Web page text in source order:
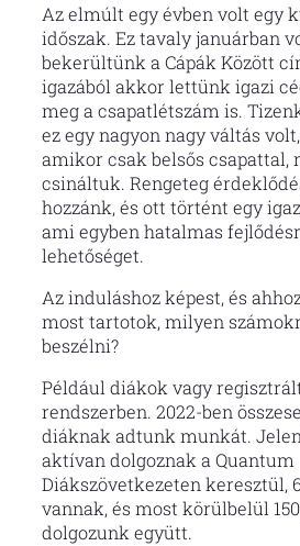
Az elmúlt egy évben volt egy
időszak. Ez tavaly januárban
bekerültünk a Cápák Között
igazából akkor lettünk igazi
meg a csapatlétszám is.
ez egy nagyon nagy váltás
amikor csak belsős csapattal,
csináltuk. Rengeteg
hozzánk, és ott történt egy
ami egyben hatalmas
lehetőséget.
Az induláshoz képest, és
most tartotok, milyen
beszélni?
Például diákok vagy
rendszerben. 2022-ben
diáknak adtunk munkát.
aktívan dolgoznak a Quantum
Diákszövetkezeten keresztül,
vannak, és most körülbelül
dolgozunk együtt.